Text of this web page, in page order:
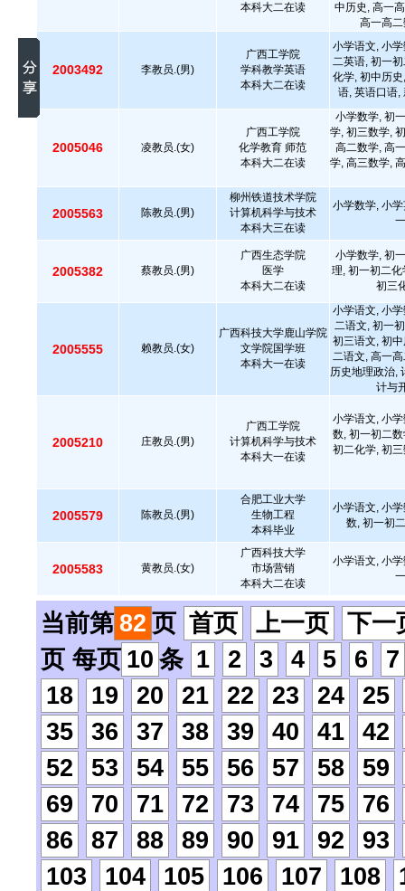
本科大二在读
中历史, 高一
高一高
2003492 李教员.(男)
广西工学院
学科教学英语
本科大二在读
小学语文, 小
二英语, 初一
化学, 初中历
语, 英语口语,
2005046 凌教员.(女)
广西工学院
化学教育 师范
本科大二在读
小学数学, 初
学, 初三数学,
高二数学, 高
学, 高三数学,
2005563 陈教员.(男)
柳州铁道技术学院
计算机科学与技术
本科大三在读
小学数学, 小
2005382 蔡教员.(男)
广西生态学院
医学
本科大二在读
小学数学, 初
理, 初一初二
初三
2005555 赖教员.(女)
广西科技大学鹿山学院
文学院国学班
本科大一在读
小学语文, 小
二语文, 初一
初三语文, 初
二语文, 高一
历史地理政治,
计与
2005210 庄教员.(男)
广西工学院
计算机科学与技术
本科大一在读
小学语文, 小
数, 初一初二
初二化学, 初
2005579 陈教员.(男)
合肥工业大学
生物工程
本科毕业
小学语文, 小
数, 初一初
2005583 黄教员.(女)
广西科技大学
市场营销
本科大二在读
小学语文, 小
当前第 82 页 首页 上一页
下一
页 每页 10 条 1 2 3 4 5 6
7
18
19 20 21 22 23 24
25
35
36 37 38 39 40 41
42
52
53 54 55 56 57 58
59
69
70 71 72 73 74 75
76
86
87 88 89 90 91 92
93
103
104 105 106 107 108